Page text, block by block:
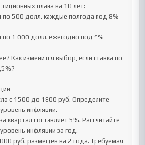
плана на 10 лет:
500 долл. каждые полгода под 8%
1 000 долл. ежегодно под 9%
Как изменится выбор, если ставка по
с 1500 до 1800 руб. Определите
инфляции.
квартал составляет 5%. Рассчитайте
инфляции за год.
руб. размещен на 2 года. Требуемая